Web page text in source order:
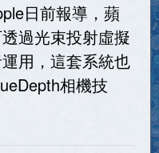
日前報導，蘋
過光束投射虛擬
用，這套系統也
相機技